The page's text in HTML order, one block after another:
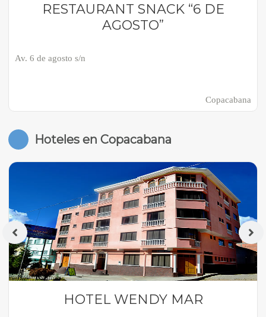
RESTAURANT SNACK “6 DE
AGOSTO”
Av. 6 de agosto s/n
Copacabana
Hoteles en Copacabana
HOTEL WENDY MAR